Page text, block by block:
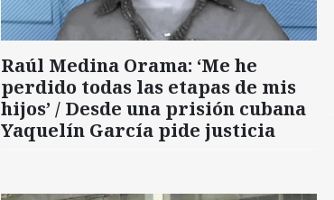
Raúl Medina Orama: ‘Me he
perdido todas las etapas de mis
hijos’ / Desde una prisión cubana
Yaquelín García pide justicia